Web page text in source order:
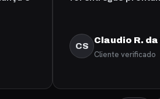
Claudio R. da Silva
Cliente verificado